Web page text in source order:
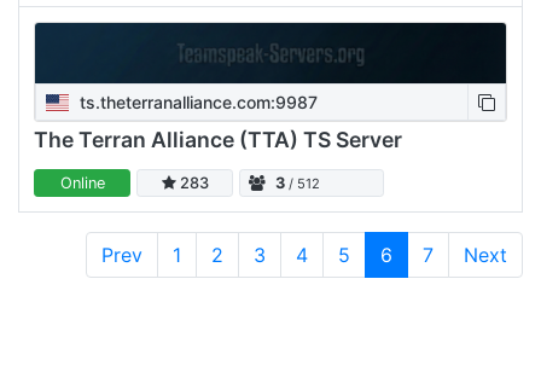
ts.theterranalliance.com:9987
The Terran Alliance (TTA) TS Server
Online 283 3 / 512
Prev 1 2 3 4 5 6 7 Next